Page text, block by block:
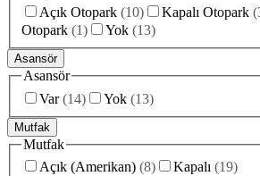
Açık Otopark (10) Kapalı Otopark (
Otopark (1) Yok (13)
Asansör
Asansör
Var (14) Yok (13)
Mutfak
Mutfak
Açık (Amerikan) (8) Kapalı (19)